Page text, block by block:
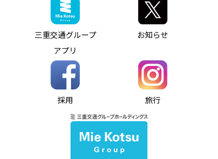
ミジュマルのラッピングバス（鈴鹿管内）
参宮バス
神都バス
パールシャトル
バス情報の見える化
コミュニティバス
バス・タクシー交通広告
異常事態発生時のお願い
アイコンの説明
インターネット予約
よくあるご質問
お問い合わせ
三重交通公式グッズ
お問い合わせ
お知らせ・最新情報一覧
ニュースリリース
お問い合わせ
個人情報保護方針
ソーシャルメディア運用ポリシー
ホームページのご利用にあたって
Notes for Using this Website
三重交通グループ
アプリ
お知らせ
採用 旅行